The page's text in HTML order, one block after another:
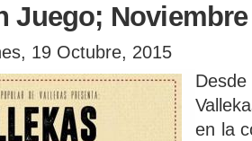
Juego;
19 Octubre, 2015
en la